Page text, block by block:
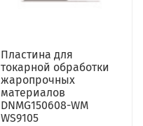
Пластина для
токарной обработки
жаропрочных
материалов
DNMG150608-WM
WS9105